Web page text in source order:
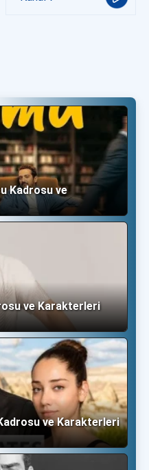
Kadrosu ve
ve Karakterleri
ve Karakterleri